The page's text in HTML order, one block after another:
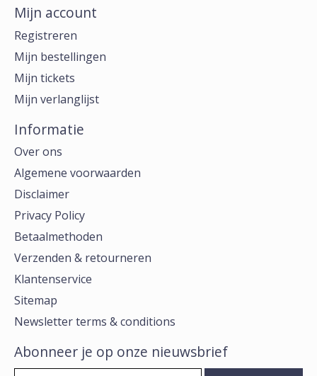
Mijn account
Registreren
Mijn bestellingen
Mijn tickets
Mijn verlanglijst
Informatie
Over ons
Algemene voorwaarden
Disclaimer
Privacy Policy
Betaalmethoden
Verzenden & retourneren
Klantenservice
Sitemap
Newsletter terms & conditions
Abonneer je op onze nieuwsbrief